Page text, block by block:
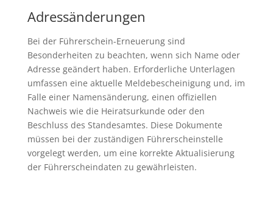
Adressänderungen
Bei der Führerschein-Erneuerung sind
Besonderheiten zu beachten, wenn sich Name oder
Adresse geändert haben. Erforderliche Unterlagen
umfassen eine aktuelle Meldebescheinigung und, im
Falle einer Namensänderung, einen offiziellen
Nachweis wie die Heiratsurkunde oder den
Beschluss des Standesamtes. Diese Dokumente
müssen bei der zuständigen Führerscheinstelle
vorgelegt werden, um eine korrekte Aktualisierung
der Führerscheindaten zu gewährleisten.